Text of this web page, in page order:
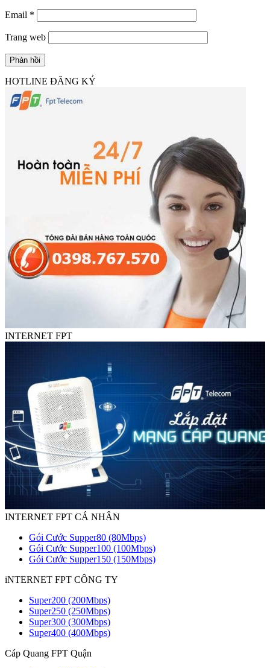
Email *
Trang web
HOTLINE ĐĂNG KÝ
INTERNET FPT
INTERNET FPT CÁ NHÂN
Gói Cước Supper80 (80Mbps)
Gói Cước Supper100 (100Mbps)
Gói Cước Supper150 (150Mbps)
iNTERNET FPT CÔNG TY
Super200 (200Mbps)
Super250 (250Mbps)
Super300 (300Mbps)
Super400 (400Mbps)
Cáp Quang FPT Quận